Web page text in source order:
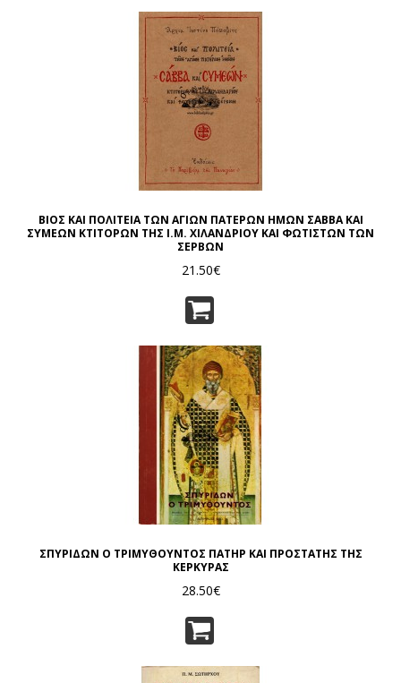
ΒΙΟΣ ΚΑΙ ΠΟΛΙΤΕΙΑ ΤΩΝ ΑΓΙΩΝ ΠΑΤΕΡΩΝ ΗΜΩΝ ΣΑΒΒΑ ΚΑΙ
ΣΥΜΕΩΝ ΚΤΙΤΟΡΩΝ ΤΗΣ Ι.Μ. ΧΙΛΑΝΔΡΙΟΥ ΚΑΙ ΦΩΤΙΣΤΩΝ ΤΩΝ
ΣΕΡΒΩΝ
21.50€
ΣΠΥΡΙΔΩΝ Ο ΤΡΙΜΥΘΟΥΝΤΟΣ ΠΑΤΗΡ ΚΑΙ ΠΡΟΣΤΑΤΗΣ ΤΗΣ
ΚΕΡΚΥΡΑΣ
28.50€